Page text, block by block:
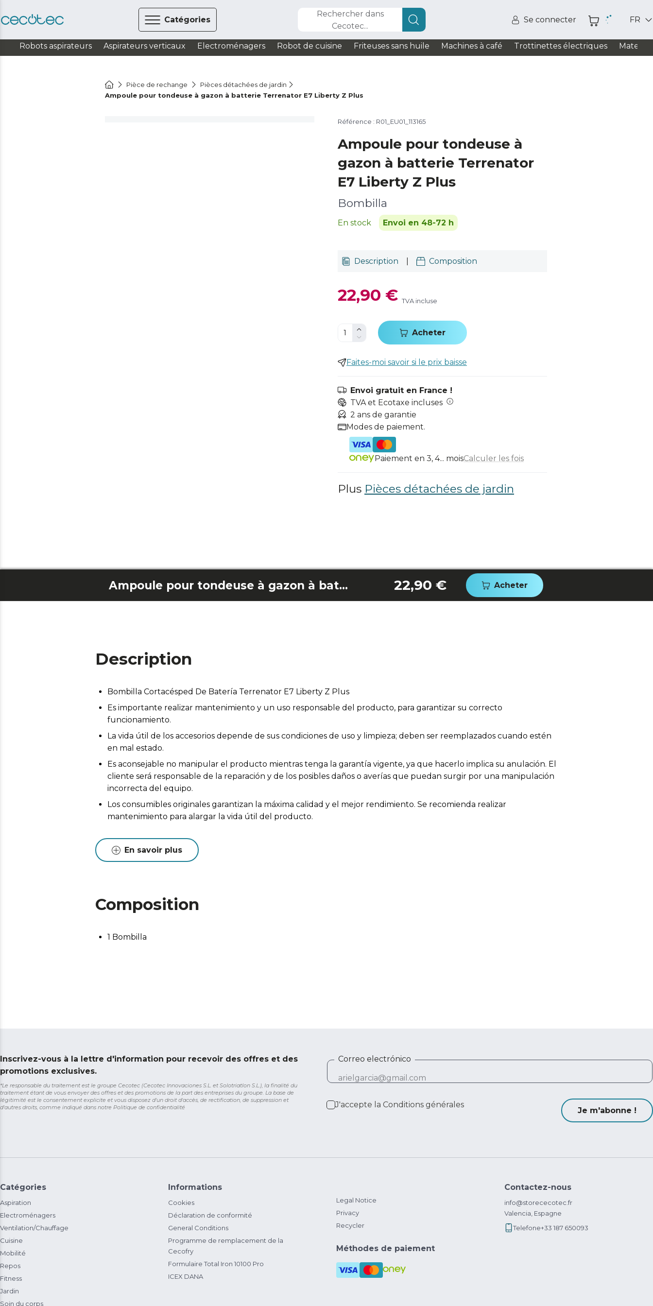
Catégories
Rechercher dans
Cecotec...
Se connecter FR
Robots aspirateurs Aspirateurs verticaux Electroménagers Robot de cuisine Friteuses sans huile Machines à café Trottinettes électriques Matelas
Pièce de rechange
Pièces détachées de jardin
Ampoule pour tondeuse à gazon à batterie Terrenator E7 Liberty Z Plus
Référence : R01_EU01_113165
Ampoule pour tondeuse à
gazon à batterie Terrenator
E7 Liberty Z Plus
Bombilla
En stock Envoi en 48-72 h
Description Composition
22,90 € TVA incluse
Acheter
Faites-moi savoir si le prix baisse
Envoi gratuit en France !
TVA et Ecotaxe incluses
2 ans de garantie
Modes de paiement.
Paiement en 3, 4... moisCalculer les fois
Plus Pièces détachées de jardin
Ampoule pour tondeuse à gazon à batterie Terrenator E7 Liberty Z Plus 22,90 € Acheter
Description
Bombilla Cortacésped De Batería Terrenator E7 Liberty Z Plus
Es importante realizar mantenimiento y un uso responsable del producto, para garantizar su correcto
funcionamiento.
La vida útil de los accesorios depende de sus condiciones de uso y limpieza; deben ser reemplazados cuando estén
en mal estado.
Es aconsejable no manipular el producto mientras tenga la garantía vigente, ya que hacerlo implica su anulación. El
cliente será responsable de la reparación y de los posibles daños o averías que puedan surgir por una manipulación
incorrecta del equipo.
Los consumibles originales garantizan la máxima calidad y el mejor rendimiento. Se recomienda realizar
mantenimiento para alargar la vida útil del producto.
En savoir plus
Composition
1 Bombilla
Inscrivez-vous à la lettre d'information pour recevoir des offres et des
promotions exclusives.
*Le responsable du traitement est le groupe Cecotec (Cecotec Innovaciones S.L. et Solotriatlon S.L.), la finalité du
traitement étant de vous envoyer des offres et des promotions de la part des entreprises du groupe. La base de
légitimité est le consentement explicite et vous disposez d'un droit d'accès, de rectification, de suppression et
d'autres droits, comme indiqué dans notre Politique de confidentialité
Correo electrónico
J'accepte la Conditions générales
Je m'abonne !
Catégories
Aspiration
Electroménagers
Ventilation/Chauffage
Cuisine
Mobilité
Repos
Fitness
Jardin
Soin du corps
Informations
Cookies
Déclaration de conformité
General Conditions
Programme de remplacement de la
Cecofry
Formulaire Total Iron 10100 Pro
ICEX DANA
Legal Notice
Privacy
Recycler
Méthodes de paiement
Contactez-nous
info@storececotec.fr
Valencia, Espagne
Telefone+33 187 650093